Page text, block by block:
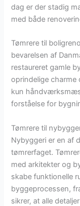
dag er der stadig
med både
Tømrere til
bevarelsen af
restaureret gamle
oprindelige charme
kun
forståelse for
Tømrere til
Nybyggeri er en af
tømrerfaget.
med arkitekter og
skabe funktionelle
byggeprocessen,
sikrer, at alle